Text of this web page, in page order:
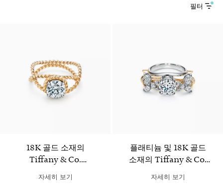
필터
18K 골드 소재의
Tiffany & Co.
Schlumberger 로프
웨딩 링
자세히 보기
플래티늄 및 18K 골드
소재의 Tiffany & Co.
Schlumberger 투 비즈
웨딩 링
자세히 보기